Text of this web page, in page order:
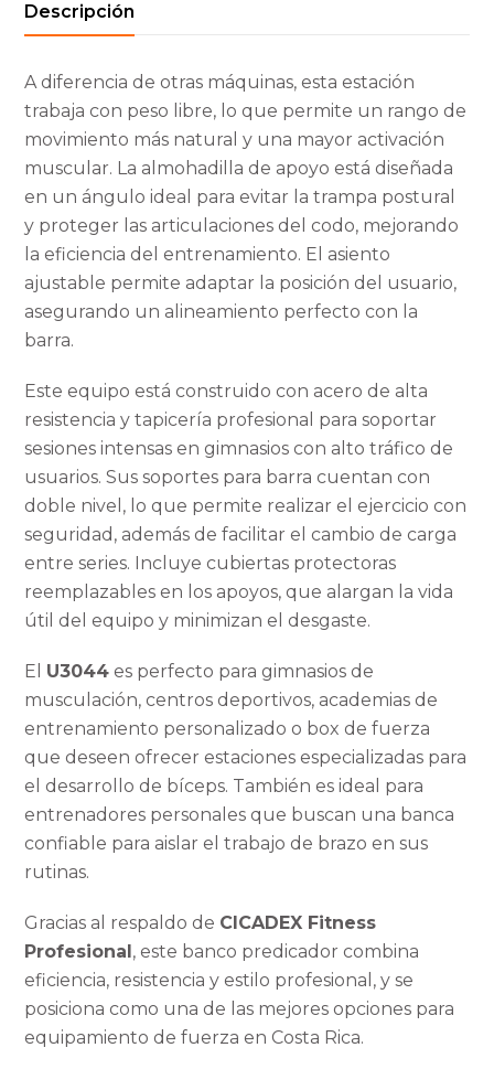
Descripción
A diferencia de otras máquinas, esta estación
trabaja con peso libre, lo que permite un rango de
movimiento más natural y una mayor activación
muscular. La almohadilla de apoyo está diseñada
en un ángulo ideal para evitar la trampa postural
y proteger las articulaciones del codo, mejorando
la eficiencia del entrenamiento. El asiento
ajustable permite adaptar la posición del usuario,
asegurando un alineamiento perfecto con la
barra.
Este equipo está construido con acero de alta
resistencia y tapicería profesional para soportar
sesiones intensas en gimnasios con alto tráfico de
usuarios. Sus soportes para barra cuentan con
doble nivel, lo que permite realizar el ejercicio con
seguridad, además de facilitar el cambio de carga
entre series. Incluye cubiertas protectoras
reemplazables en los apoyos, que alargan la vida
útil del equipo y minimizan el desgaste.
El U3044 es perfecto para gimnasios de
musculación, centros deportivos, academias de
entrenamiento personalizado o box de fuerza
que deseen ofrecer estaciones especializadas para
el desarrollo de bíceps. También es ideal para
entrenadores personales que buscan una banca
confiable para aislar el trabajo de brazo en sus
rutinas.
Gracias al respaldo de CICADEX Fitness
Profesional , este banco predicador combina
eficiencia, resistencia y estilo profesional, y se
posiciona como una de las mejores opciones para
equipamiento de fuerza en Costa Rica.